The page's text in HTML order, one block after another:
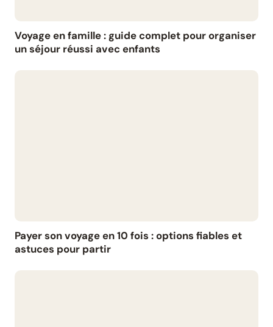
Voyage en famille : guide complet pour organiser
un séjour réussi avec enfants
Payer son voyage en 10 fois : options fiables et
astuces pour partir